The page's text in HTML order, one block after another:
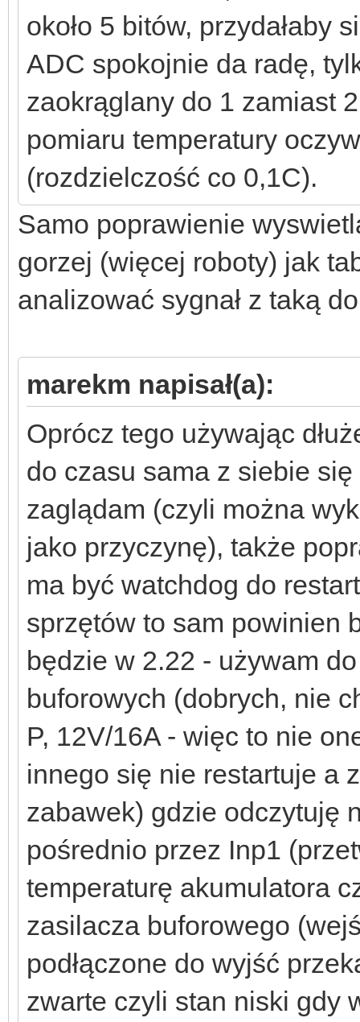
około 5 bitów, przydałaby
ADC spokojnie da radę,
zaokrąglany do 1 zamiast
pomiaru temperatury
(rozdzielczość co 0,1C).
Samo poprawienie
gorzej (więcej roboty) jak
analizować sygnał z taką
marekm napisał(a):
Oprócz tego używając
do czasu sama z siebie
zaglądam (czyli można
jako przyczynę), także
ma być watchdog do
sprzętów to sam powinien
będzie w 2.22 - używam
buforowych (dobrych, nie
P, 12V/16A - więc to nie
innego się nie restartuje a
zabawek) gdzie odczytuję
pośrednio przez Inp1
temperaturę akumulatora
zasilacza buforowego
podłączone do wyjść
zwarte czyli stan niski gdy